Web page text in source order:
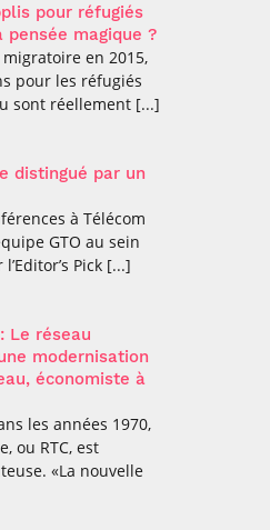
pour réfugiés
magique ?
en 2015,
pour les réfugiés
sont réellement [...]
distingué par un
à Télécom
GTO au sein
Pick [...]
Le réseau
modernisation
économiste à
les années 1970,
ou RTC, est
«La nouvelle